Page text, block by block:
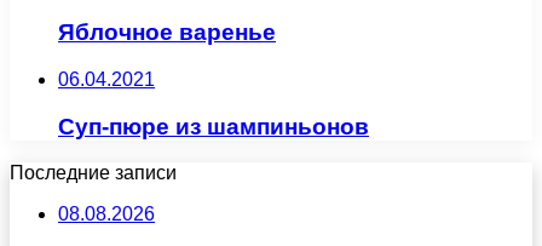
Яблочное варенье
06.04.2021
Суп-пюре из шампиньонов
Последние записи
08.08.2026